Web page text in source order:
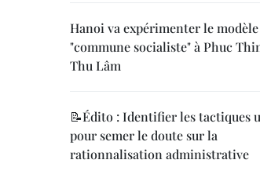
Hanoi va expérimenter le
"commune socialiste" à Phuc
Thu Lâm
📝Édito : Identifier les tactiques
pour semer le doute sur la
rationnalisation administrative